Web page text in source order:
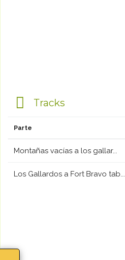
Tracks
Parte
Montañas vacías a los gallar...
Los Gallardos a Fort Bravo tab...